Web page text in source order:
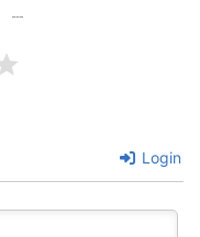
Login